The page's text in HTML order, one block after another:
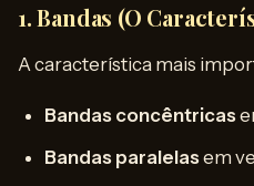
1. Bandas (O
A característica mais
Bandas concêntricas
Bandas paralelasem